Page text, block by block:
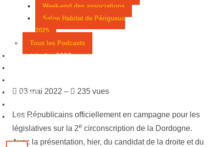
Week-end des associations
Salon Habitat de Périgueux
2025
Tous les Podcasts
Municipales 2026
Emploi
Contact
03 mai 2022 – 235 vues
Les Républicains officiellement en campagne pour les
législatives sur la 2e circonscription de la Dordogne.
Avec la présentation, hier, du candidat de la droite et du